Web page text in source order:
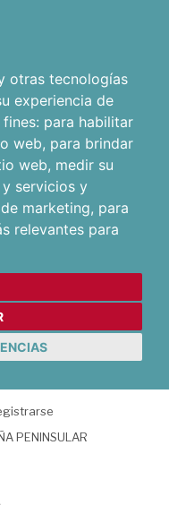
otras tecnologías
experiencia de
para habilitar
web, para brindar
web, medir su
servicios y
marketing, para
relevantes para
PENINSULAR